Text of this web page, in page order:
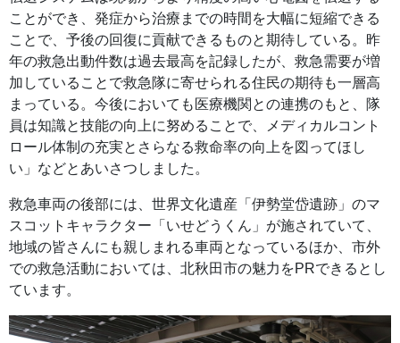
ことができ、発症から治療までの時間を大幅に短縮できる
ことで、予後の回復に貢献できるものと期待している。昨
年の救急出動件数は過去最高を記録したが、救急需要が増
加していることで救急隊に寄せられる住民の期待も一層高
まっている。今後においても医療機関との連携のもと、隊
員は知識と技能の向上に努めることで、メディカルコント
ロール体制の充実とさらなる救命率の向上を図ってほし
い」などとあいさつしました。
救急車両の後部には、世界文化遺産「伊勢堂岱遺跡」のマ
スコットキャラクター「いせどうくん」が施されていて、
地域の皆さんにも親しまれる車両となっているほか、市外
での救急活動においては、北秋田市の魅力をPRできるとし
ています。